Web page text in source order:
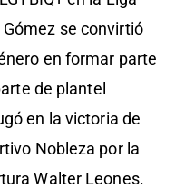
se convirtió
en formar parte
de plantel
en la victoria de
Nobleza por la
Walter Leones.